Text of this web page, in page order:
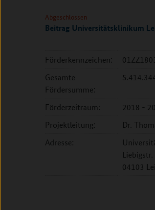
Abgeschlossen
Beitrag Universitätsklinikum
Förderkennzeichen:
Gesamte
Fördersumme:
Förderzeitraum:
2018 -
Projektleitung:
Dr.
Adresse:
Liebigstr.
04103